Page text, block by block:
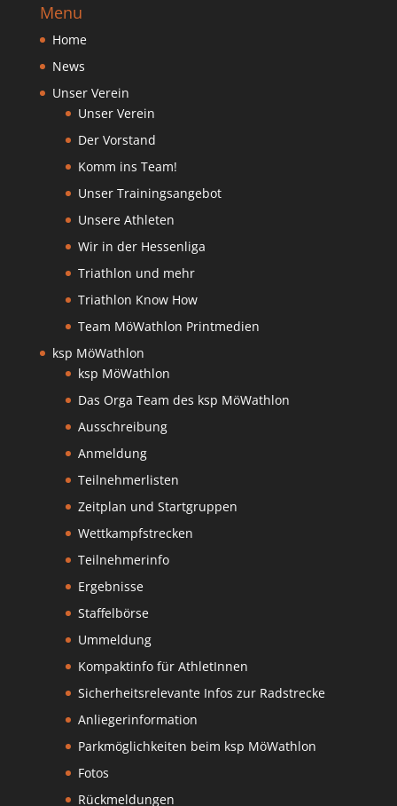
Menu
Home
News
Unser Verein
Unser Verein
Der Vorstand
Komm ins Team!
Unser Trainingsangebot
Unsere Athleten
Wir in der Hessenliga
Triathlon und mehr
Triathlon Know How
Team MöWathlon Printmedien
ksp MöWathlon
ksp MöWathlon
Das Orga Team des ksp MöWathlon
Ausschreibung
Anmeldung
Teilnehmerlisten
Zeitplan und Startgruppen
Wettkampfstrecken
Teilnehmerinfo
Ergebnisse
Staffelbörse
Ummeldung
Kompaktinfo für AthletInnen
Sicherheitsrelevante Infos zur Radstrecke
Anliegerinformation
Parkmöglichkeiten beim ksp MöWathlon
Fotos
Rückmeldungen